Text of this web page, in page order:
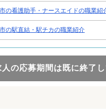
の看護助手・ナースエイドの職業紹
の駅直結・駅チカの職業紹介
人の応募期間は既に終了し